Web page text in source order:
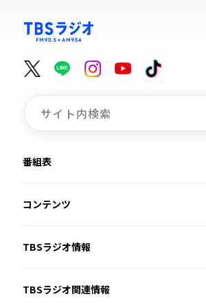
番組表
コンテンツ
TBSラジオ情報
TBSラジオ関連情報